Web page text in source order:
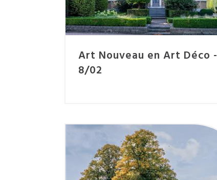
Art Nouveau en Art Déco -
8/02